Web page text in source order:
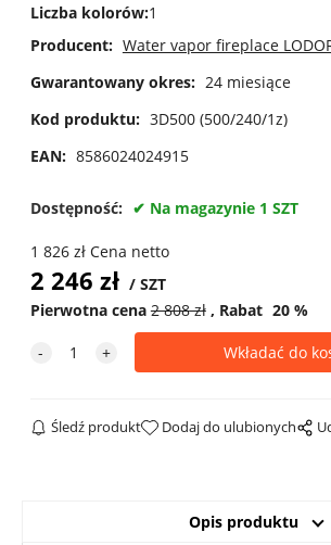
Liczba kolorów:1
Producent: Water vapor fireplace
Gwarantowany okres: 24 miesiące
Kod produktu: 3D500 (500/240/1z)
EAN: 8586024024915
Dostępność: Na magazynie 1 SZT
1 826zł Cena netto
2 246 zł
SZT
Pierwotna cena 2 808zł Rabat 20%
Śledź produkt Dodaj do ulubionych
Opis produktu